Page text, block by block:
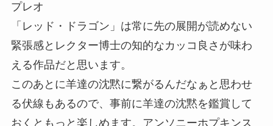
プレオ
「レッド・ドラゴン」は常に先の展開が読めない
緊張感とレクター博士の知的なカッコ良さが味わ
える作品だと思います。
このあとに羊達の沈黙に繋がるんだなぁと思わせ
る伏線もあるので、事前に羊達の沈黙を鑑賞して
おくともっと楽しめます。アンソニーホプキンス